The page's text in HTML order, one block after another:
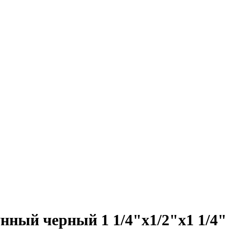
черный 1 1/4"x1/2"x1 1/